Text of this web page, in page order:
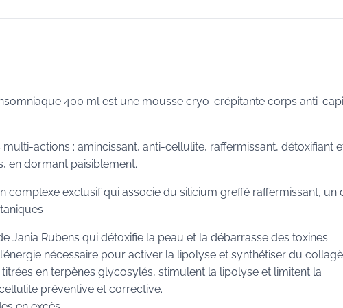
400 ml est une mousse cryo-crépitante corps anti-
actions : amincissant, anti-cellulite, raffermissant, détoxifiant
en dormant paisiblement.
complexe exclusif qui associe du silicium greffé raffermissant, un
:
Jania Rubens qui détoxifie la peau et la débarrasse des toxines
nécessaire pour activer la lipolyse et synthétiser du
en terpènes glycosylés, stimulent la lipolyse et limitent la
préventive et corrective.